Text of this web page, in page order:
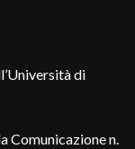
di
Comunicazione n.